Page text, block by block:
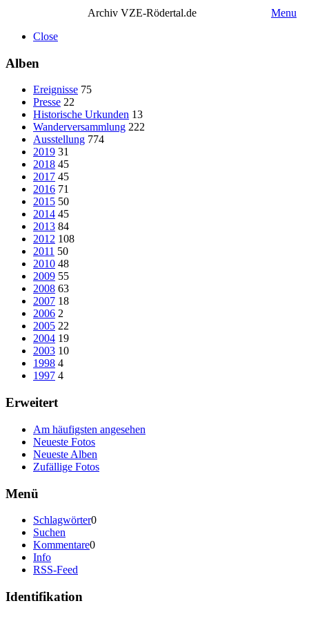
Archiv VZE-Rödertal.de
Menu
Close
Alben
Ereignisse 75
Presse 22
Historische Urkunden 13
Wanderversammlung 222
Ausstellung 774
2019 31
2018 45
2017 45
2016 71
2015 50
2014 45
2013 84
2012 108
2011 50
2010 48
2009 55
2008 63
2007 18
2006 2
2005 22
2004 19
2003 10
1998 4
1997 4
Erweitert
Am häufigsten angesehen
Neueste Fotos
Neueste Alben
Zufällige Fotos
Menü
Schlagwörter0
Suchen
Kommentare0
Info
RSS-Feed
Identifikation